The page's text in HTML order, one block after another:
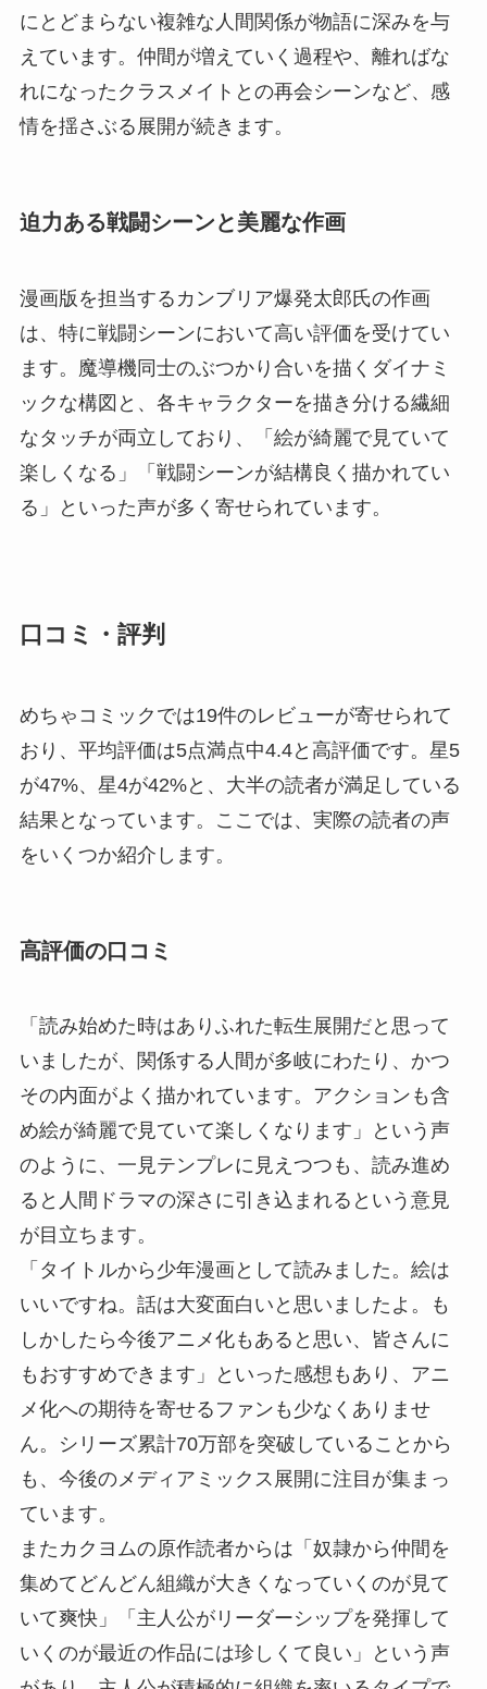
にとどまらない複雑な人間関係が物語に深みを与
えています。仲間が増えていく過程や、離ればな
れになったクラスメイトとの再会シーンなど、感
情を揺さぶる展開が続きます。
迫力ある戦闘シーンと美麗な作画
漫画版を担当するカンブリア爆発太郎氏の作画
は、特に戦闘シーンにおいて高い評価を受けてい
ます。魔導機同士のぶつかり合いを描くダイナミ
ックな構図と、各キャラクターを描き分ける繊細
なタッチが両立しており、「絵が綺麗で見ていて
楽しくなる」「戦闘シーンが結構良く描かれてい
る」といった声が多く寄せられています。
口コミ・評判
めちゃコミックでは19件のレビューが寄せられて
おり、平均評価は5点満点中4.4と高評価です。星5
が47%、星4が42%と、大半の読者が満足している
結果となっています。ここでは、実際の読者の声
をいくつか紹介します。
高評価の口コミ
「読み始めた時はありふれた転生展開だと思って
いましたが、関係する人間が多岐にわたり、かつ
その内面がよく描かれています。アクションも含
め絵が綺麗で見ていて楽しくなります」という声
のように、一見テンプレに見えつつも、読み進め
ると人間ドラマの深さに引き込まれるという意見
が目立ちます。
「タイトルから少年漫画として読みました。絵は
いいですね。話は大変面白いと思いましたよ。も
しかしたら今後アニメ化もあると思い、皆さんに
もおすすめできます」といった感想もあり、アニ
メ化への期待を寄せるファンも少なくありませ
ん。シリーズ累計70万部を突破していることから
も、今後のメディアミックス展開に注目が集まっ
ています。
またカクヨムの原作読者からは「奴隷から仲間を
集めてどんどん組織が大きくなっていくのが見て
いて爽快」「主人公がリーダーシップを発揮して
いくのが最近の作品には珍しくて良い」という声